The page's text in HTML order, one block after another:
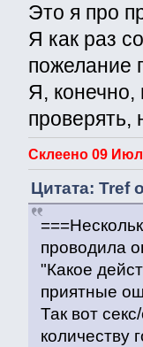
Это я про
Я как раз
пожелание
Я, конечно,
проверять,
Склеено 09
Цитата: Tref
проводила
"Какое
приятные
Так вот
количеству